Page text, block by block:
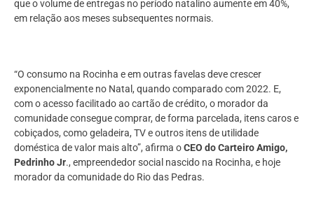
que o volume de entregas no período natalino aumente em 40%,
em relação aos meses subsequentes normais.
“O consumo na Rocinha e em outras favelas deve crescer
exponencialmente no Natal, quando comparado com 2022. E,
com o acesso facilitado ao cartão de crédito, o morador da
comunidade consegue comprar, de forma parcelada, itens caros e
cobiçados, como geladeira, TV e outros itens de utilidade
doméstica de valor mais alto”, afirma oCEO do Carteiro Amigo,
Pedrinho Jr., empreendedor social nascido na Rocinha, e hoje
morador da comunidade do Rio das Pedras.